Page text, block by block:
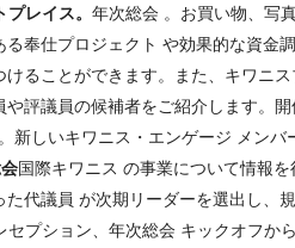
レイス。 年次総会 。お買い物、写
奉仕プロジェクト や効果的な資金
けることができます。また、キワニ
評議員の候補者をご紹介します。
新しいキワニス・エンゲージ メン
国際キワニス の事業について情報
代議員 が次期リーダーを選出し、
セプション、年次総会 キックオフか